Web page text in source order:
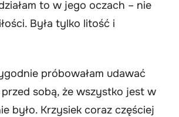
to w jego oczach – nie
Była tylko litość i
próbowałam udawać
sobą, że wszystko jest w
było. Krzysiek coraz częściej